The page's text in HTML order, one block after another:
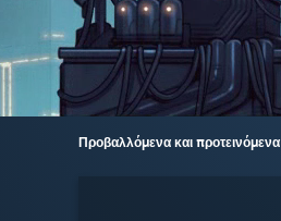
Προβαλλόμενα και προτεινόμενα